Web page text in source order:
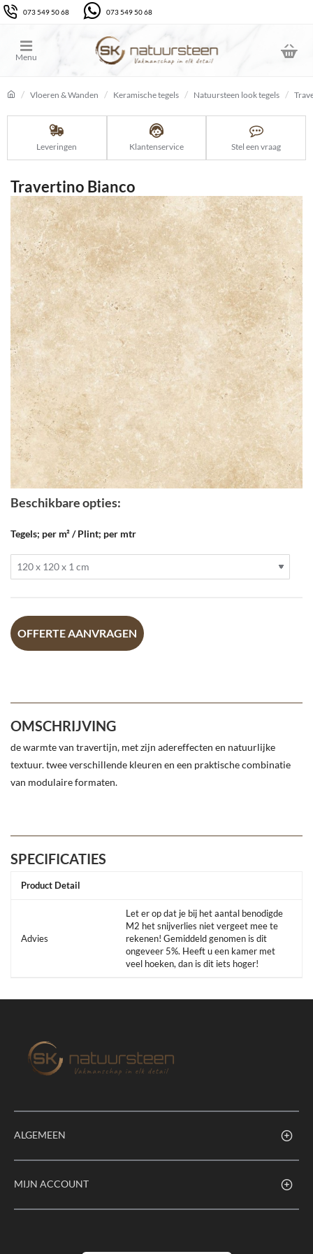
073 549 50 68 073 549 50 68
Vloeren & Wanden Keramische tegels Natuursteen look tegels
Leveringen Klantenservice Stel een vraag
Travertino Bianco
Beschikbare opties:
Tegels; per m² / Plint; per mtr
OFFERTE AANVRAGEN
OMSCHRIJVING
de warmte van travertijn, met zijn adereffecten en natuurlijke
textuur. twee verschillende kleuren en een praktische combinatie
van modulaire formaten.
SPECIFICATIES
Product Detail
Advies
Let er op dat je bij het aantal benodigde
M2 het snijverlies niet vergeet mee te
rekenen! Gemiddeld genomen is dit
ongeveer 5%. Heeft u een kamer met
veel hoeken, dan is dit iets hoger!
ALGEMEEN
MIJN ACCOUNT